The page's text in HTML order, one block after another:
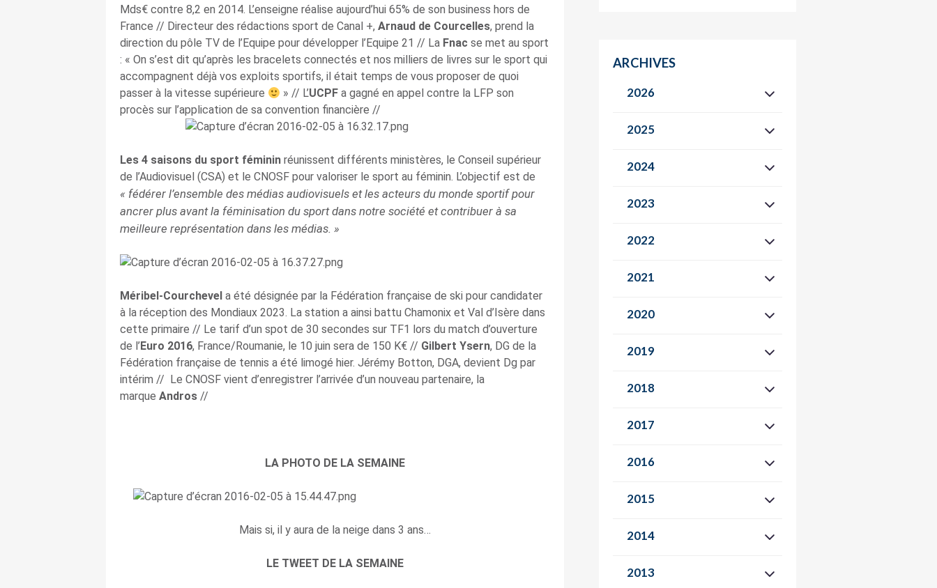
Mds€ contre 8,2 en 2014. L’enseigne réalise aujourd’hui 65% de son business hors de
France // Directeur des rédactions sport de Canal +, Arnaud de Courcelles, prend la
direction du pôle TV de l’Equipe pour développer l’Equipe 21 // La Fnac se met au sport
: « On s’est dit qu’après les bracelets connectés et nos milliers de livres sur le sport qui
accompagnent déjà vos exploits sportifs, il était temps de vous proposer de quoi
passer à la vitesse supérieure
» // L’UCPF a gagné en appel contre la LFP son
procès sur l’application de sa convention financière //
Les 4 saisons du sport féminin réunissent différents ministères, le Conseil supérieur
de l’Audiovisuel (CSA) et le CNOSF pour valoriser le sport au féminin. L’objectif est de
« fédérer l’ensemble des médias audiovisuels et les acteurs du monde sportif pour
ancrer plus avant la féminisation du sport dans notre société et contribuer à sa
meilleure représentation dans les médias. »
Méribel-Courchevel a été désignée par la Fédération française de ski pour candidater
à la réception des Mondiaux 2023. La station a ainsi battu Chamonix et Val d’Isère dans
cette primaire // Le tarif d’un spot de 30 secondes sur TF1 lors du match d’ouverture
de l’Euro 2016, France/Roumanie, le 10 juin sera de 150 K€ // Gilbert Ysern, DG de la
Fédération française de tennis a été limogé hier. Jérémy Botton, DGA, devient Dg par
intérim // Le CNOSF vient d’enregistrer l’arrivée d’un nouveau partenaire, la
marque Andros //
LA PHOTO DE LA SEMAINE
Mais si, il y aura de la neige dans 3 ans…
LE TWEET DE LA SEMAINE
ARCHIVES
2026
2025
2024
2023
2022
2021
2020
2019
2018
2017
2016
2015
2014
2013